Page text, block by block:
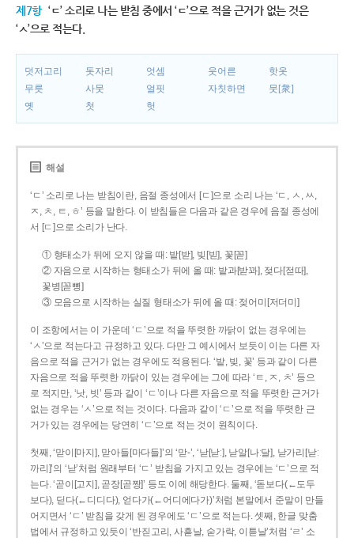
제7항 ‘ㄷ’ 소리로 나는 받침 중에서 ‘ㄷ’으로 적을 근거가 없는 것은
‘ㅅ’으로 적는다.
덧저고리 돗자리 엇셈 웃어른
핫옷
무릇
사뭇 얼핏 자칫하면
뭇[衆]
옛
첫 헛
해설
‘ㄷ’ 소리로 나는 받침이란, 음절 종성에서 [ㄷ]으로 소리 나는 ‘ㄷ, ㅅ, ㅆ,
ㅈ, ㅊ, ㅌ, ㅎ’ 등을 말한다. 이 받침들은 다음과 같은 경우에 음절 종성에
서 [ㄷ]으로 소리가 난다.
① 형태소가 뒤에 오지 않을 때: 밭[받], 빚[빋], 꽃[꼳]
② 자음으로 시작하는 형태소가 뒤에 올 때: 밭과[받꽈], 젖다[젇따],
꽃병[꼳뼝]
③ 모음으로 시작하는 실질 형태소가 뒤에 올 때: 젖어미[저더미]
이 조항에서는 이 가운데 ‘ㄷ’으로 적을 뚜렷한 까닭이 없는 경우에는
‘ㅅ’으로 적는다고 규정하고 있다. 다만 그 예시에서 보듯이 이는 다른 자
음으로 적을 근거가 없는 경우에도 적용된다. ‘밭, 빚, 꽃’ 등과 같이 다른
자음으로 적을 뚜렷한 까닭이 있는 경우에는 그에 따라 ‘ㅌ, ㅈ, ㅊ’ 등으
로 적지만, ‘낫, 빗’ 등과 같이 ‘ㄷ’이나 다른 자음으로 적을 뚜렷한 근거가
없는 경우는 ‘ㅅ’으로 적는 것이다. 다음과 같이 ‘ㄷ’으로 적을 뚜렷한 근
거가 있는 경우에는 당연히 ‘ㄷ’으로 적는 것이 원칙이다.
첫째, ‘맏이[마지], 맏아들[마다들]’의 ‘맏-’, ‘낟[낟ː], 낟알[나ː달], 낟가리[낟ː
까리]’의 ‘낟’처럼 원래부터 ‘ㄷ’ 받침을 가지고 있는 경우에는 ‘ㄷ’으로 적
는다. ‘곧이[고지], 곧장[곧짱]’ 등도 이에 해당한다. 둘째, ‘돋보다(←도두
보다), 딛다(←디디다), 얻다가(←어디에다가)’처럼 본말에서 준말이 만들
어지면서 ‘ㄷ’ 받침을 갖게 된 경우에도 ‘ㄷ’으로 적는다. 셋째, 한글 맞춤
법에서 규정하고 있듯이 ‘반짇고리, 사흗날, 숟가락, 이튿날’처럼 ‘ㄹ’ 소